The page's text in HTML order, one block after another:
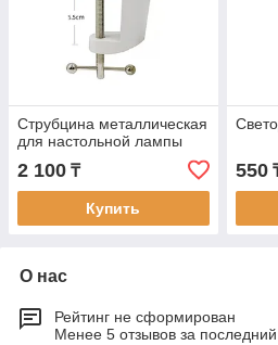
Струбцина металлическая
для настольной лампы
2 100 ₸
Купить
550
О нас
Рейтинг не сформирован
Менее 5 отзывов за последний